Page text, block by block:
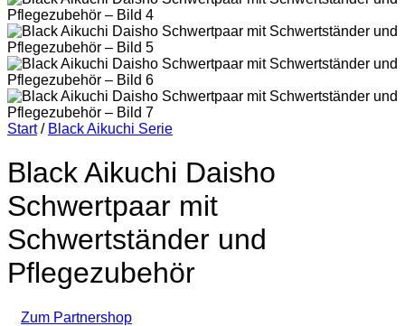
Start / Black Aikuchi Serie
Black Aikuchi Daisho
Schwertpaar mit
Schwertständer und
Pflegezubehör
Zum Partnershop